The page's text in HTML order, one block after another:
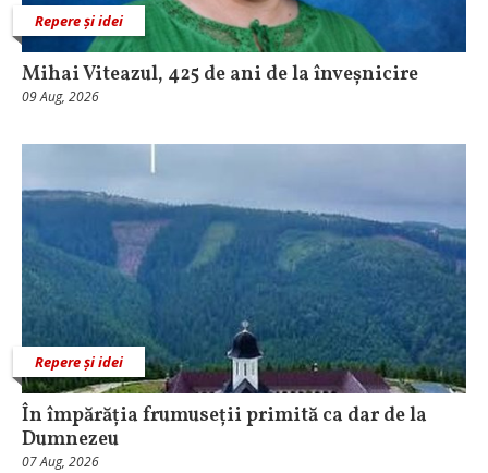
Repere și idei
Mihai Viteazul, 425 de ani de la înveșnicire
09 Aug, 2026
Repere și idei
În împărăția frumuseții primită ca dar de la
Dumnezeu
07 Aug, 2026